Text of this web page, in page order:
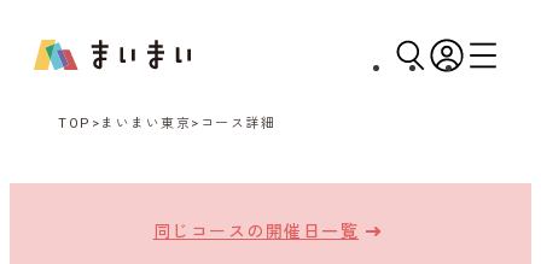
TOP まいまい東京 コース詳細
同じコースの開催日一覧